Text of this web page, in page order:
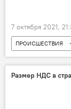
7 октября 2021,
ПРОИСШЕСТВИЯ
В мире
Размер НДС в